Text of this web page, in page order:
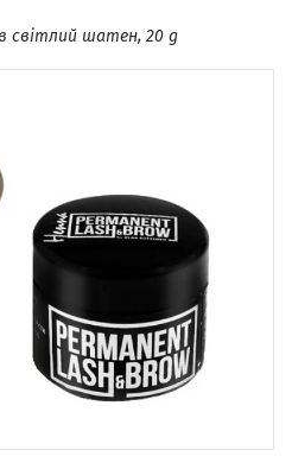
світлий шатен, 20 g